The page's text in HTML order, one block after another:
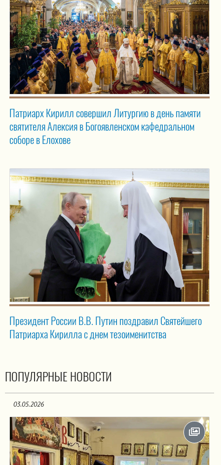
Патриарх Кирилл совершил Литургию в день памяти
святителя Алексия в Богоявленском кафедральном
соборе в Елохове
Президент России В.В. Путин поздравил Святейшего
Патриарха Кирилла с днем тезоименитства
ПОПУЛЯРНЫЕ НОВОСТИ
03.05.2026